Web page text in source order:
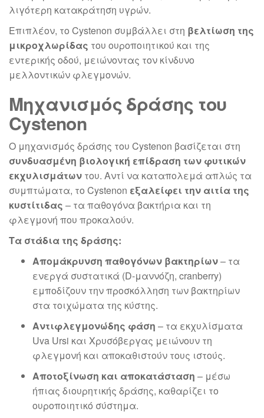
λιγότερη κατακράτηση υγρών.
Επιπλέον, το Cystenon συμβάλλει στη βελτίωση της
μικροχλωρίδας του ουροποιητικού και της
εντερικής οδού, μειώνοντας τον κίνδυνο
μελλοντικών φλεγμονών.
Μηχανισμός δράσης του
Cystenon
Ο μηχανισμός δράσης του Cystenon βασίζεται στη
συνδυασμένη βιολογική επίδραση των φυτικών
εκχυλισμάτων του. Αντί να καταπολεμά απλώς τα
συμπτώματα, το Cystenon εξαλείφει την αιτία της
κυστίτιδας – τα παθογόνα βακτήρια και τη
φλεγμονή που προκαλούν.
Τα στάδια της δράσης:
Απομάκρυνση παθογόνων βακτηρίων– τα
ενεργά συστατικά (D-μαννόζη, cranberry)
εμποδίζουν την προσκόλληση των βακτηρίων
στα τοιχώματα της κύστης.
Αντιφλεγμονώδης φάση – τα εκχυλίσματα
Uva Ursi και Χρυσόβεργας μειώνουν τη
φλεγμονή και αποκαθιστούν τους ιστούς.
Αποτοξίνωση και αποκατάσταση – μέσω
ήπιας διουρητικής δράσης, καθαρίζει το
ουροποιητικό σύστημα.